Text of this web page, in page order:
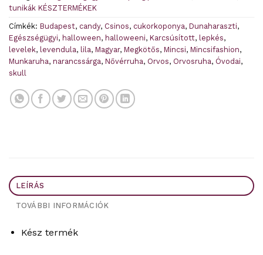
tunikák KÉSZTERMÉKEK
Címkék: Budapest, candy, Csinos, cukorkoponya, Dunaharaszti,
Egészségügyi, halloween, halloweeni, Karcsúsított, lepkés,
levelek, levendula, lila, Magyar, Megkötős, Mincsi, Mincsifashion,
Munkaruha, narancssárga, Nővérruha, Orvos, Orvosruha, Óvodai,
skull
LEÍRÁS
TOVÁBBI INFORMÁCIÓK
Kész termék